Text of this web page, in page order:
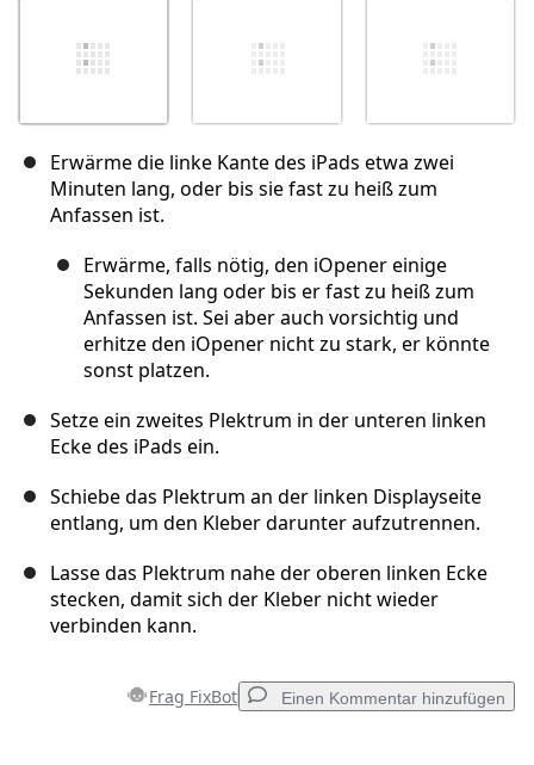
Erwärme die linke Kante des iPads etwa zwei
Minuten lang, oder bis sie fast zu heiß zum
Anfassen ist.
Erwärme, falls nötig, den iOpener einige
Sekunden lang oder bis er fast zu heiß zum
Anfassen ist. Sei aber auch vorsichtig und
erhitze den iOpener nicht zu stark, er könnte
sonst platzen.
Setze ein zweites Plektrum in der unteren linken
Ecke des iPads ein.
Schiebe das Plektrum an der linken Displayseite
entlang, um den Kleber darunter aufzutrennen.
Lasse das Plektrum nahe der oberen linken Ecke
stecken, damit sich der Kleber nicht wieder
verbinden kann.
Frag FixBot Einen Kommentar hinzufügen